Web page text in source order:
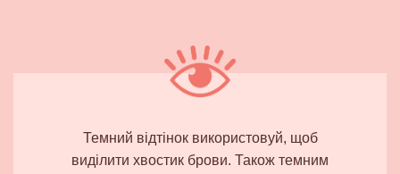
Темний відтінок використовуй, щоб
виділити хвостик брови. Також темним